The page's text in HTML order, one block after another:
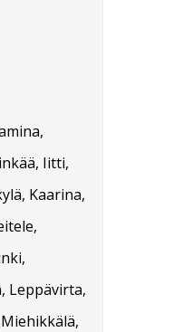
Iitti,
Kaarina,
Leppävirta,